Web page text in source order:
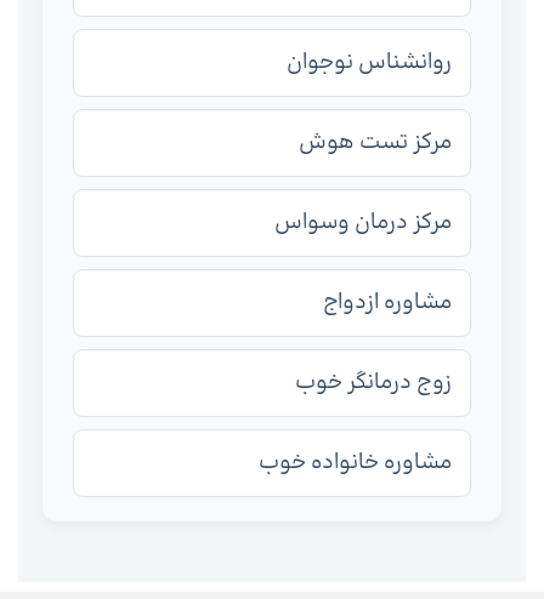
روانشناس نوجوان
مرکز تست هوش
مرکز درمان وسواس
مشاوره ازدواج
زوج درمانگر خوب
مشاوره خانواده خوب